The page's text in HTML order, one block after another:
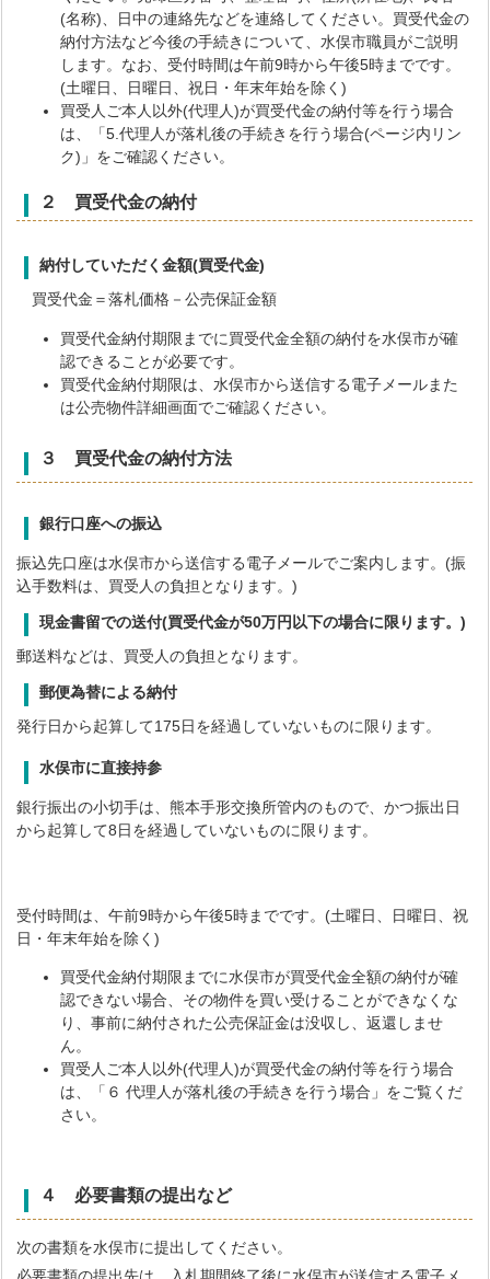
(名称)、日中の連絡先などを連絡してください。買受代金の
納付方法など今後の手続きについて、水俣市職員がご説明
します。なお、受付時間は午前9時から午後5時までです。
(土曜日、日曜日、祝日・年末年始を除く)
買受人ご本人以外(代理人)が買受代金の納付等を行う場合
は、「5.代理人が落札後の手続きを行う場合(ページ内リン
ク)」をご確認ください。
２ 買受代金の納付
納付していただく金額(買受代金)
買受代金＝落札価格－公売保証金額
買受代金納付期限までに買受代金全額の納付を水俣市が確
認できることが必要です。
買受代金納付期限は、水俣市から送信する電子メールまた
は公売物件詳細画面でご確認ください。
３ 買受代金の納付方法
銀行口座への振込
振込先口座は水俣市から送信する電子メールでご案内します。(振
込手数料は、買受人の負担となります。)
現金書留での送付(買受代金が50万円以下の場合に限ります。)
郵送料などは、買受人の負担となります。
郵便為替による納付
発行日から起算して175日を経過していないものに限ります。
水俣市に直接持参
銀行振出の小切手は、熊本手形交換所管内のもので、かつ振出日
から起算して8日を経過していないものに限ります。
受付時間は、午前9時から午後5時までです。(土曜日、日曜日、祝
日・年末年始を除く)
買受代金納付期限までに水俣市が買受代金全額の納付が確
認できない場合、その物件を買い受けることができなくな
り、事前に納付された公売保証金は没収し、返還しませ
ん。
買受人ご本人以外(代理人)が買受代金の納付等を行う場合
は、「６ 代理人が落札後の手続きを行う場合」をご覧くだ
さい。
４ 必要書類の提出など
次の書類を水俣市に提出してください。
必要書類の提出先は、入札期間終了後に水俣市が送信する電子メ